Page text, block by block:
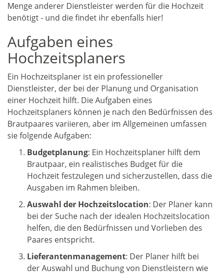
Menge anderer Dienstleister werden für die Hochzeit
benötigt - und die findet ihr ebenfalls hier!
Aufgaben eines
Hochzeitsplaners
Ein Hochzeitsplaner ist ein professioneller
Dienstleister, der bei der Planung und Organisation
einer Hochzeit hilft. Die Aufgaben eines
Hochzeitsplaners können je nach den Bedürfnissen des
Brautpaares variieren, aber im Allgemeinen umfassen
sie folgende Aufgaben:
Budgetplanung: Ein Hochzeitsplaner hilft dem
Brautpaar, ein realistisches Budget für die
Hochzeit festzulegen und sicherzustellen, dass die
Ausgaben im Rahmen bleiben.
Auswahl der Hochzeitslocation: Der Planer kann
bei der Suche nach der idealen Hochzeitslocation
helfen, die den Bedürfnissen und Vorlieben des
Paares entspricht.
Lieferantenmanagement: Der Planer hilft bei
der Auswahl und Buchung von Dienstleistern wie